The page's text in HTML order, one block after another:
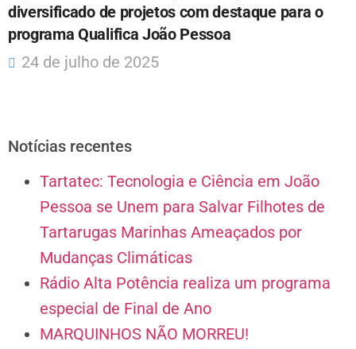
diversificado de projetos com destaque para o
programa Qualifica João Pessoa
24 de julho de 2025
Notícias recentes
Tartatec: Tecnologia e Ciência em João
Pessoa se Unem para Salvar Filhotes de
Tartarugas Marinhas Ameaçados por
Mudanças Climáticas
Rádio Alta Potência realiza um programa
especial de Final de Ano
MARQUINHOS NÃO MORREU!